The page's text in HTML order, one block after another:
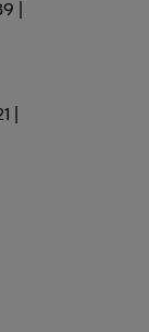
|
|